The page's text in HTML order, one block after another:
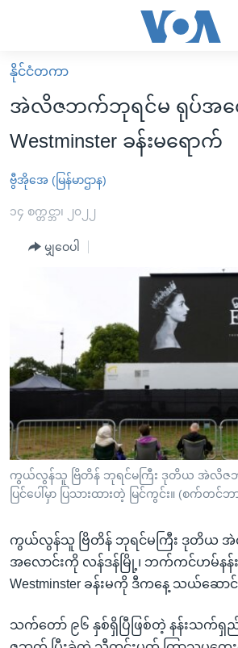
လွယ်ကူ
စေ
သည့်
များ
ပင်မ
အ
ညွန်း
သို့
ကျော်
ကြည့်
ရန်
ရန်
နေရာ
သို့
ရန်
မူလစာမျက်နှာ
မြန်မာ
ကမ္ဘာ့သတင်းများ
နိုင်ငံတကာ
အစ္စရေး-ပါလက်စတိုင်း
ဗွီဒီယို
အင်္ဂလိပ်စာလေ့လာမယ်
ရုပ်ရှင်ထဲက အင်္ဂလိပ်စာ
သုတပဒေသာ အင်္ဂလိပ်စာ
ရေဒီယိုနှင့်ရုပ်သံ အချက်အလက်များ
ရေဒီယို/တီဗွီအစီအစဉ်
Learning English
ဗွီအိုအေ လူမှုကွန်ယက်များ
နိုင်ငံတကာ
အဲလိဇဘက်ဘုရင်မ ရုပ်အလ
Westminster ခန်းမရောက်
ဗွီအိုအေ (မြန်မာဌာန)
၁၄ စက္တင္ဘာ၊ ၂၀၂၂
မျှဝေပါ
ကွယ်လွန်သူ ဗြိတိန် ဘုရင်မကြီး ဒုတိယ အဲလိဇ
ပြင်ပေါ်မှာ ပြသားထားတဲ့ မြင်ကွင်း။ (စက်တင်ဘ
ကွယ်လွန်သူ ဗြိတိန် ဘုရင်မကြီး ဒုတိယ
အလောင်းကို လန်ဒန်မြို့၊ ဘက်ကင်ဟမ်နန်
Westminster ခန်းမကို ဒီကနေ့ သယ်ဆော
သက်တော် ၉၆ နှစ်ရှိပြီဖြစ်တဲ့ နန်းသက်ရှ